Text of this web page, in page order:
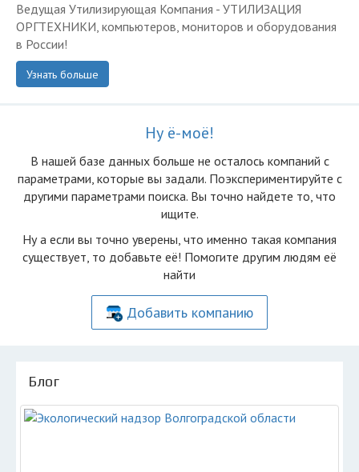
Ведущая Утилизирующая Компания - УТИЛИЗАЦИЯ
ОРГТЕХНИКИ, компьютеров, мониторов и оборудования
в России!
Узнать больше
Ну ё-моё!
В нашей базе данных больше не осталоcь компаний с
параметрами, которые вы задали. Поэкспериментируйте с
другими параметрами поиска. Вы точно найдете то, что
ищите.
Ну а если вы точно уверены, что именно такая компания
существует, то добавьте её! Помогите другим людям её
найти
Добавить компанию
Блог